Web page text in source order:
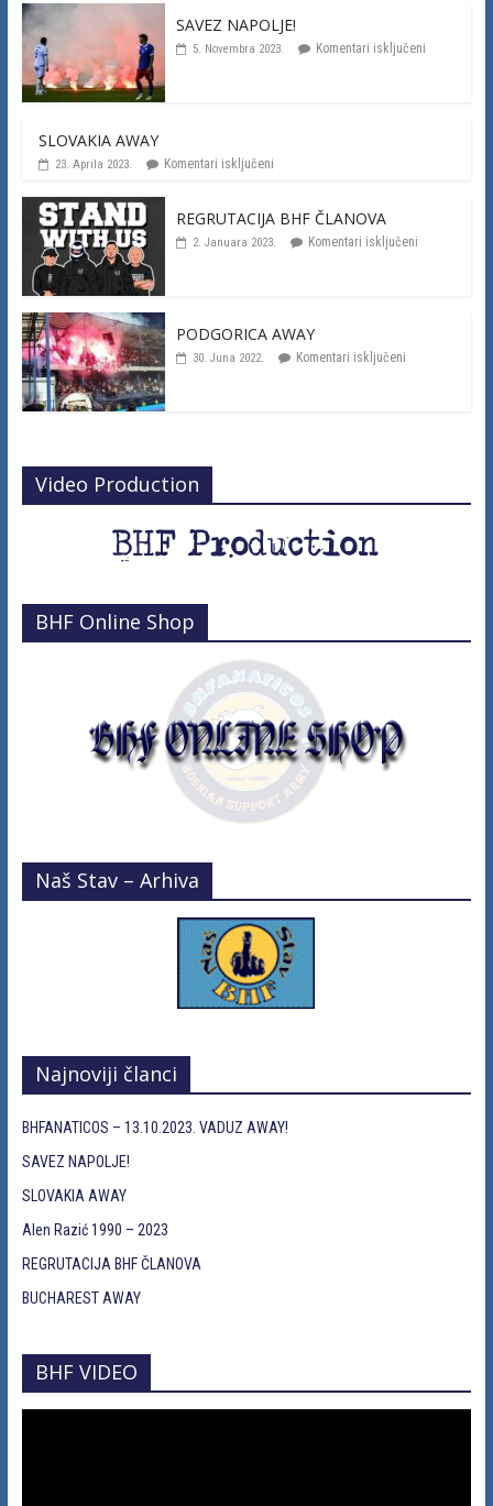
SAVEZ NAPOLJE!
5. Novembra 2023. Komentari isključeni
SLOVAKIA AWAY
23. Aprila 2023. Komentari isključeni
REGRUTACIJA BHF ČLANOVA
2. Januara 2023. Komentari isključeni
PODGORICA AWAY
30. Juna 2022. Komentari isključeni
Video Production
BHF Online Shop
Naš Stav – Arhiva
Najnoviji članci
BHFANATICOS – 13.10.2023. VADUZ AWAY!
SAVEZ NAPOLJE!
SLOVAKIA AWAY
Alen Razić 1990 – 2023
REGRUTACIJA BHF ČLANOVA
BUCHAREST AWAY
BHF VIDEO